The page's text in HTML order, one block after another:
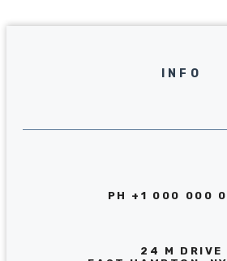
INFO
PH +1 000 000
24 M DRIVE